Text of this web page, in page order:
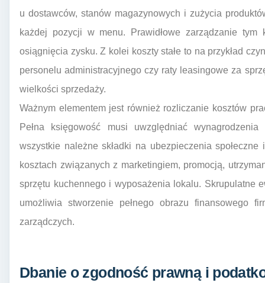
u dostawców, stanów magazynowych i zużycia
każdej pozycji w menu. Prawidłowe zarządzanie
osiągnięcia zysku. Z kolei koszty stałe to na przykład
personelu administracyjnego czy raty leasingowe za
wielkości sprzedaży.
Ważnym elementem jest również rozliczanie kosztów
Pełna księgowość musi uwzględniać
wszystkie należne składki na ubezpieczenia
kosztach związanych z marketingiem, promocją,
sprzętu kuchennego i wyposażenia lokalu. Skrupulatne
umożliwia stworzenie pełnego obrazu finansowego
zarządczych.
Dbanie o zgodność prawną i